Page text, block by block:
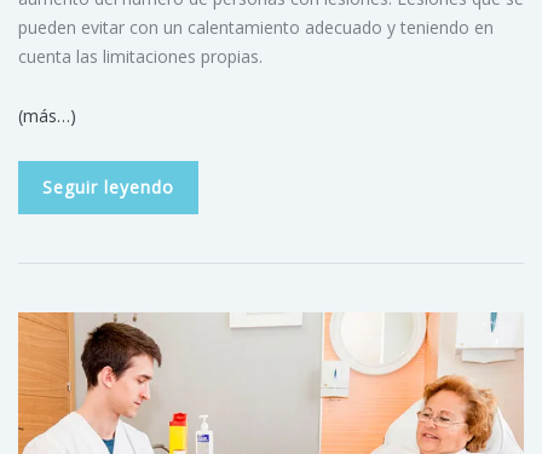
pueden evitar con un calentamiento adecuado y teniendo en
cuenta las limitaciones propias.
(más…)
Seguir leyendo